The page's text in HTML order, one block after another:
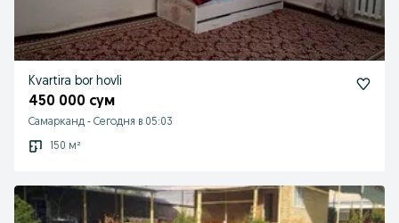
Kvartira bor hovli
450 000 сум
Самарканд - Сегодня в 05:03
150 м²